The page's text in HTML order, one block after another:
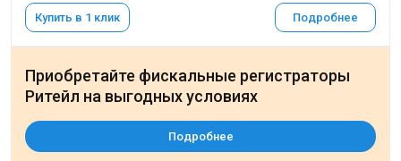
Купить в 1 клик Подробнее
Приобретайте фискальные регистраторы
Ритейл на выгодных условиях
Подробнее